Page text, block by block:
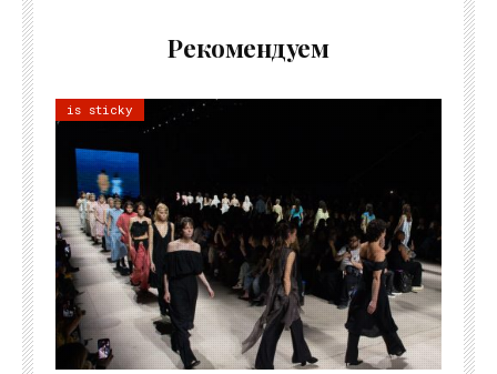
Рекомендуем
is sticky